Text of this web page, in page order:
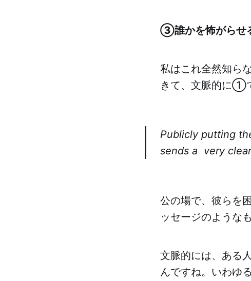
③誰かを怖がらせ
私はこれ全然知ら
きて、文脈的に①
Publicly putting
sends a very
公の場で、彼らを
ッセージのような
文脈的には、ある
んですね。いわゆ